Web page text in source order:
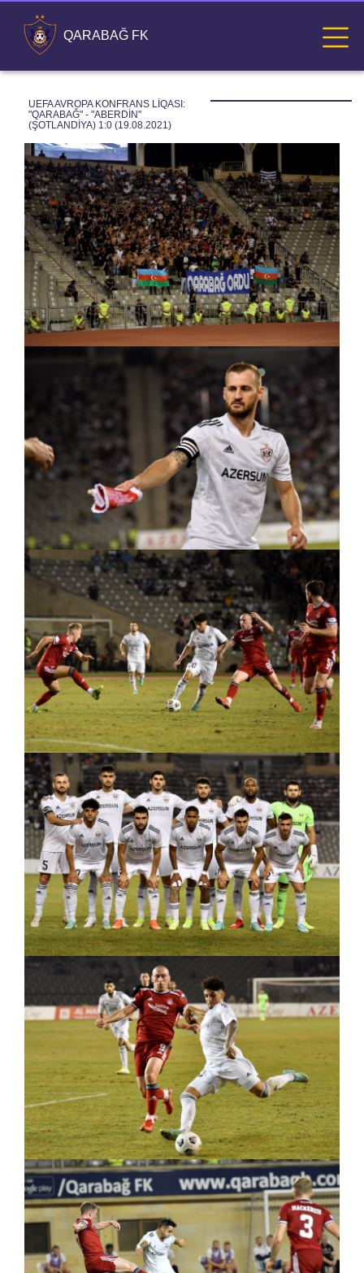
QARABAĞ FK
UEFA AVROPA KONFRANS LİQASI:
"QARABAĞ" - "ABERDİN"
(ŞOTLANDİYA) 1:0 (19.08.2021)